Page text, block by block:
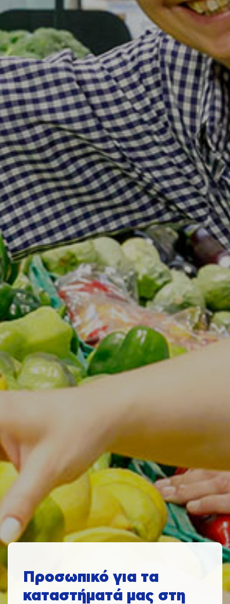
Προσωπικό για τα
καταστήματά μας στη